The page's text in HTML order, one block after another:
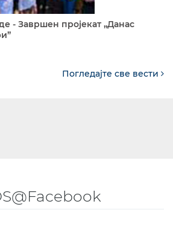
- Завршен пројекат „Данас
Погледајте све вести